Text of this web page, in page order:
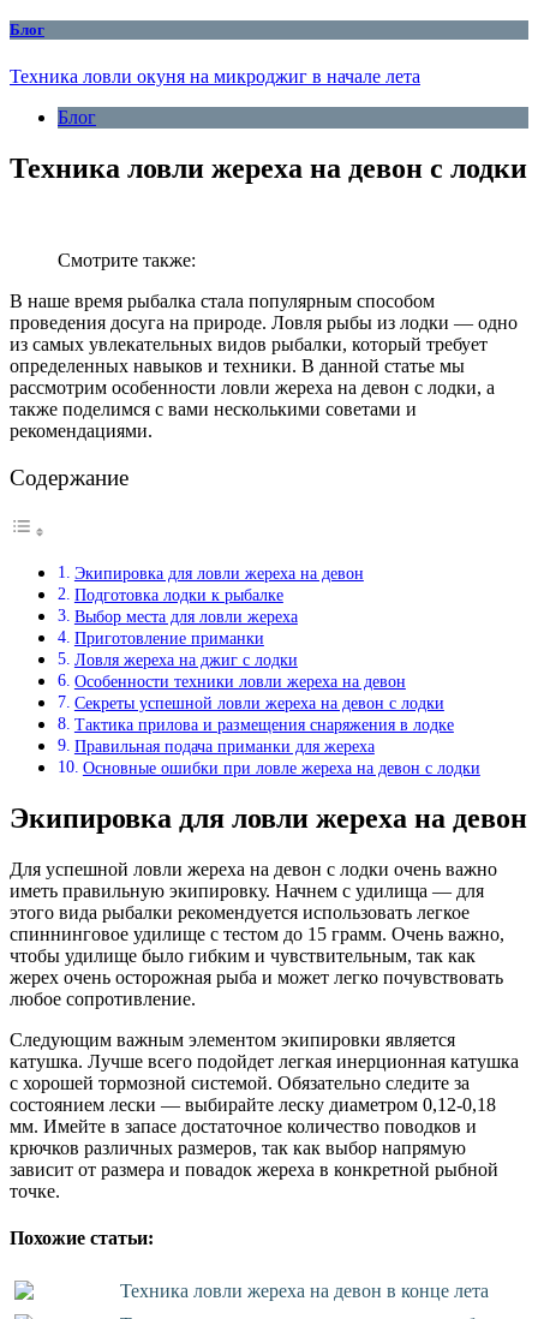
Блог
Техника ловли окуня на микроджиг в начале лета
Блог
Техника ловли жереха на девон с лодки
Смотрите также:
В наше время рыбалка стала популярным способом
проведения досуга на природе. Ловля рыбы из лодки — одно
из самых увлекательных видов рыбалки, который требует
определенных навыков и техники. В данной статье мы
рассмотрим особенности ловли жереха на девон с лодки, а
также поделимся с вами несколькими советами и
рекомендациями.
Содержание
Экипировка для ловли жереха на девон
Подготовка лодки к рыбалке
Выбор места для ловли жереха
Приготовление приманки
Ловля жереха на джиг с лодки
Особенности техники ловли жереха на девон
Секреты успешной ловли жереха на девон с лодки
Тактика прилова и размещения снаряжения в лодке
Правильная подача приманки для жереха
Основные ошибки при ловле жереха на девон с лодки
Экипировка для ловли жереха на девон
Для успешной ловли жереха на девон с лодки очень важно
иметь правильную экипировку. Начнем с удилища — для
этого вида рыбалки рекомендуется использовать легкое
спиннинговое удилище с тестом до 15 грамм. Очень важно,
чтобы удилище было гибким и чувствительным, так как
жерех очень осторожная рыба и может легко почувствовать
любое сопротивление.
Следующим важным элементом экипировки является
катушка. Лучше всего подойдет легкая инерционная катушка
с хорошей тормозной системой. Обязательно следите за
состоянием лески — выбирайте леску диаметром 0,12-0,18
мм. Имейте в запасе достаточное количество поводков и
крючков различных размеров, так как выбор напрямую
зависит от размера и повадок жереха в конкретной рыбной
точке.
Похожие статьи:
Техника ловли жереха на девон в конце лета